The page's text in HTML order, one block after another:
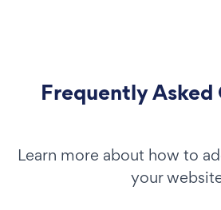
Frequently Asked
Learn more about how to
your